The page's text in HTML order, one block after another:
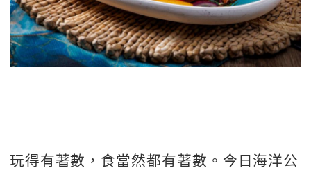
玩得有著數，食當然都有著數。今日海洋公